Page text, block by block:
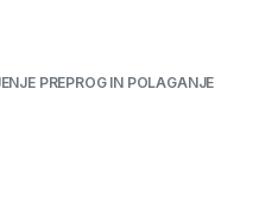
PREPROG IN POLAGANJE